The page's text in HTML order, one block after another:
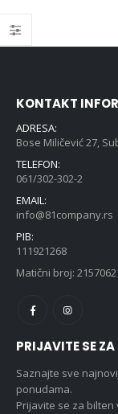
KONTAKT
ADRESA:
Bose Miličević 27,
TELEFON:
061/302-302-2
EMAIL:
info@81company.rs
PIB:
111921268
Matični broj:
PRIJAVITE SE
Saznajte sve
ponudama.
Prijavite se za bilten